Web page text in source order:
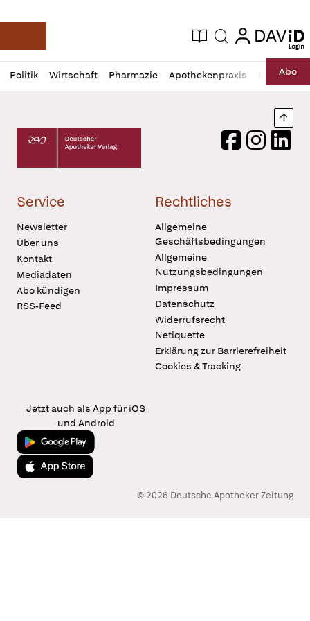
Deutsche Apotheker Zeitung
Aktuelle Ausgabe
Suche login
login
Politik Wirtschaft Pharmazie Apothekenpraxis RechtAbo
Profil
öffnen
Daz
Pur
Deutscher Apotheker Verlag Logo
FacebookInstagram
Service
Newsletter
Über uns
Kontakt
Mediadaten
Abo kündigen
RSS-Feed
Rechtliches
Allgemeine
Geschäftsbedingungen
Allgemeine
Nutzungsbedingungen
Impressum
Datenschutz
Widerrufsrecht
Netiquette
Erklärung zur Barrierefreiheit
Cookies & Tracking
Jetzt auch als App für iOS
und Android
Jetzt bei Google Play
Laden im App Store
© 2026 Deutsche Apotheker Zeitung